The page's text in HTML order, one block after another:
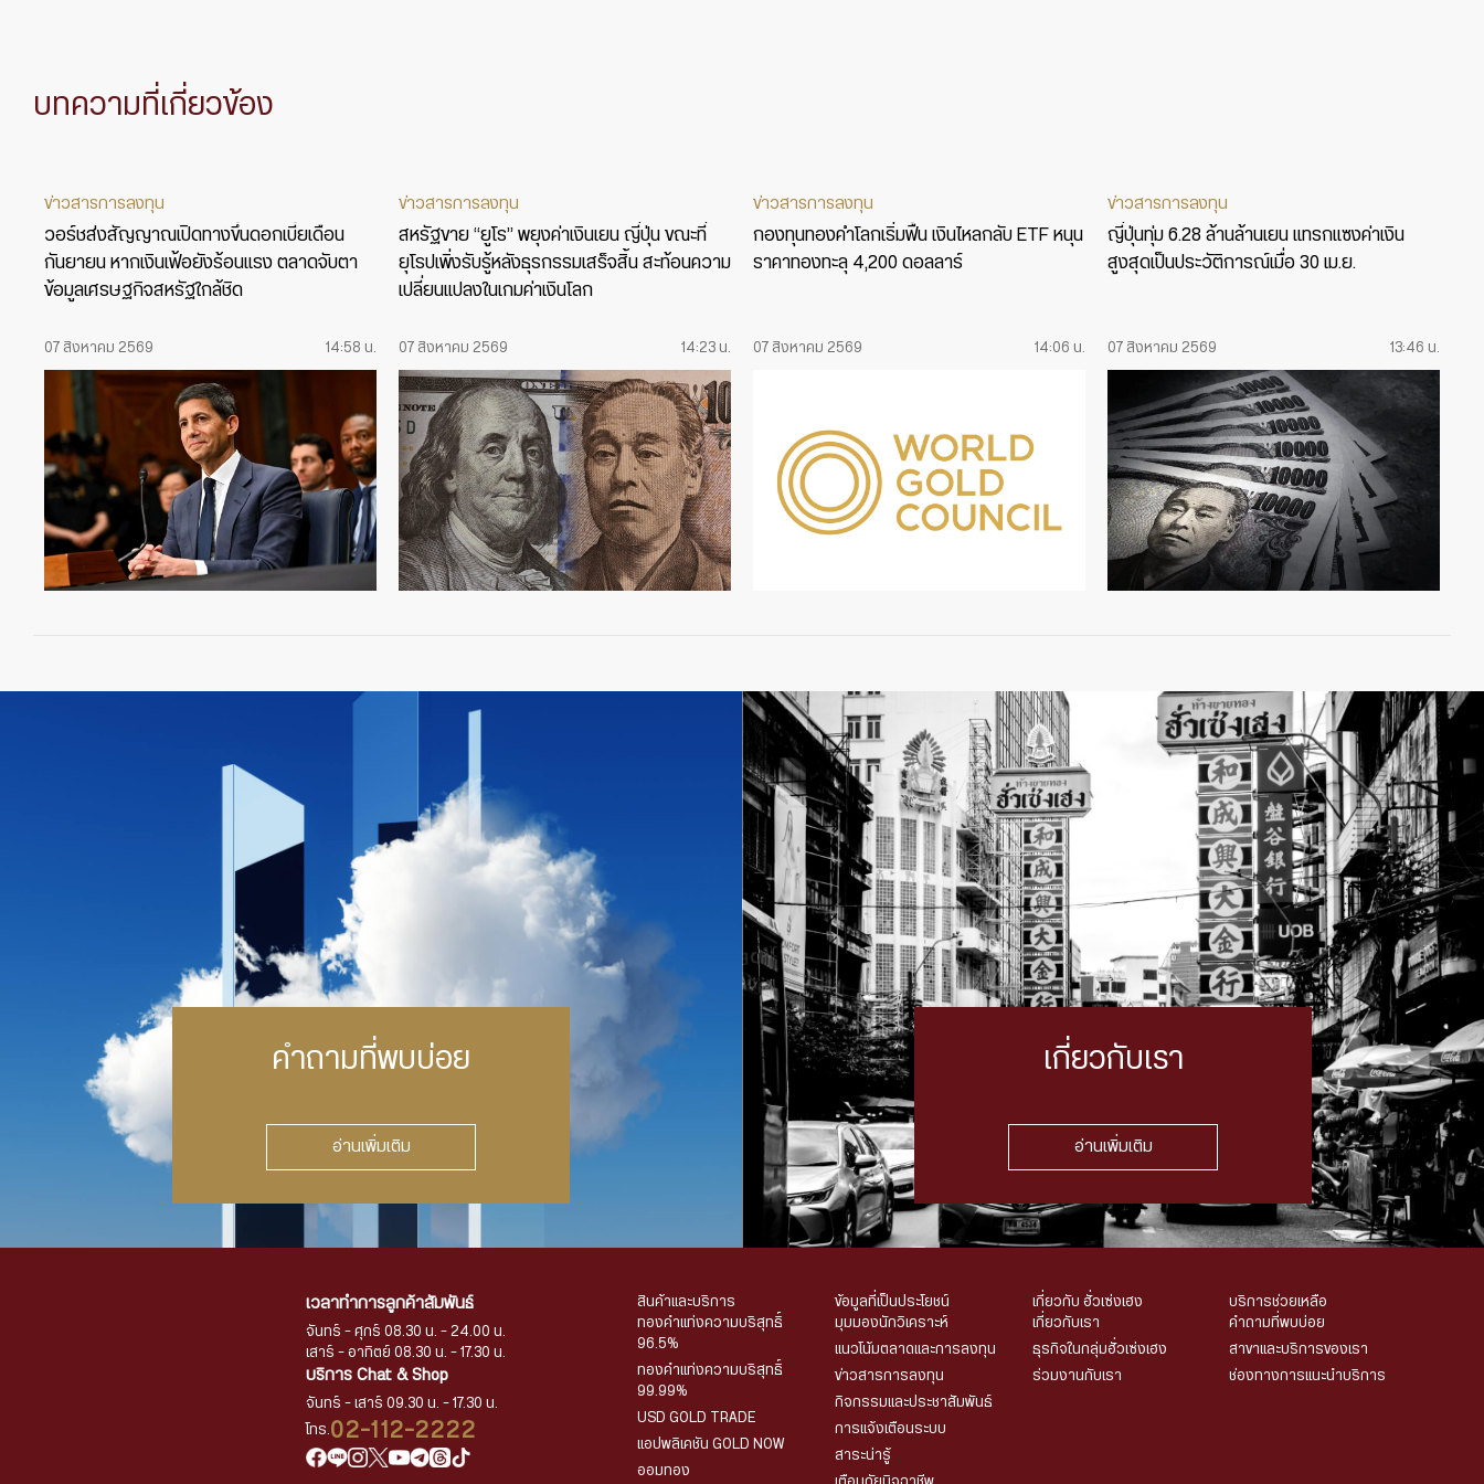
บทความที่เกี่ยวข้อง
ข่าวสารการลงทุน
วอร์ชส่งสัญญาณเปิดทางขึ้นดอกเบี้ยเดือน
กันยายน หากเงินเฟ้อยังร้อนแรง ตลาดจับตา
ข้อมูลเศรษฐกิจสหรัฐใกล้ชิด
07 สิงหาคม 2569 14:58 น.
ข่าวสารการลงทุน
สหรัฐขาย “ยูโร” พยุงค่าเงินเยน ญี่ปุ่น ขณะที่
ยุโรปเพิ่งรับรู้หลังธุรกรรมเสร็จสิ้น สะท้อนความ
เปลี่ยนแปลงในเกมค่าเงินโลก
07 สิงหาคม 2569 14:23 น.
ข่าวสารการลงทุน
กองทุนทองคำโลกเริ่มฟื้น เงินไหลกลับ ETF หนุน
ราคาทองทะลุ 4,200 ดอลลาร์
07 สิงหาคม 2569 14:06 น.
ข่าวสารการลงทุน
ญี่ปุ่นทุ่ม 6.28 ล้านล้านเยน แทรกแซงค่าเงิน
สูงสุดเป็นประวัติการณ์เมื่อ 30 เม.ย.
07 สิงหาคม 2569 13:46 น.
คำถามที่พบบ่อย
อ่านเพิ่มเติม
เกี่ยวกับเรา
อ่านเพิ่มเติม
เวลาทำการลูกค้าสัมพันธ์
จันทร์ - ศุกร์ 08.30 น. - 24.00 น.
เสาร์ - อาทิตย์ 08.30 น. - 17.30 น.
บริการ Chat & Shop
จันทร์ - เสาร์ 09.30 น. - 17.30 น.
โทร.02-112-2222
สินค้าและบริการ
ทองคำแท่งความบริสุทธิ์
96.5%
ทองคำแท่งความบริสุทธิ์
99.99%
USD GOLD TRADE
แอปพลิเคชัน GOLD NOW
ออมทอง
ข้อมูลที่เป็นประโยชน์
มุมมองนักวิเคราะห์
แนวโน้มตลาดและการลงทุน
ข่าวสารการลงทุน
กิจกรรมและประชาสัมพันธ์
การแจ้งเตือนระบบ
สาระน่ารู้
เกี่ยวกับ ฮั่วเซ่งเฮง
เกี่ยวกับเรา
ธุรกิจในกลุ่มฮั่วเซ่งเฮง
ร่วมงานกับเรา
บริการช่วยเหลือ
คำถามที่พบบ่อย
สาขาและบริการของเรา
ช่องทางการแนะนำบริการ